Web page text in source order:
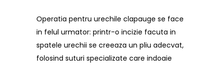
Operatia pentru urechile clapauge se face
in felul urmator: printr-o incizie facuta in
spatele urechii se creeaza un pliu adecvat,
folosind suturi specializate care indoaie